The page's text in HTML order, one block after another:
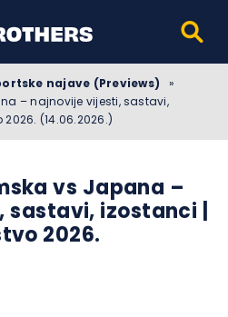
najave (Previews)
»
– najnovije vijesti, sastavi,
(14.06.2026.)
vs Japana –
izostanci |
2026.